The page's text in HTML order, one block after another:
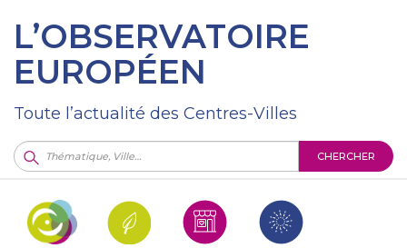
L’OBSERVATOIRE
EUROPÉEN
Toute l’actualité des Centres-Villes
CHERCHER